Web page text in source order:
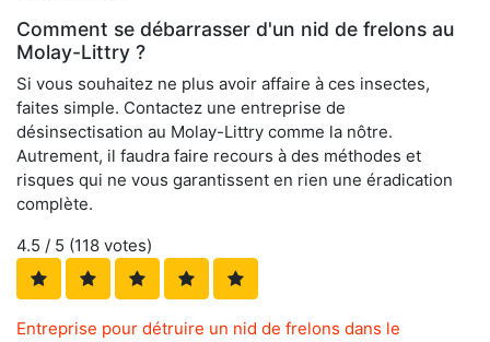
Comment se débarrasser d'un nid de frelons au
Molay-Littry ?
Si vous souhaitez ne plus avoir affaire à ces insectes,
faites simple. Contactez une entreprise de
désinsectisation au Molay-Littry comme la nôtre.
Autrement, il faudra faire recours à des méthodes et
risques qui ne vous garantissent en rien une éradication
complète.
4.5 / 5 (118 votes)
Entreprise pour détruire un nid de frelons dans le